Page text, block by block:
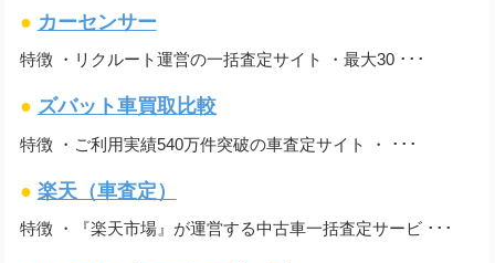
● カーセンサー
特徴 ・リクルート運営の一括査定サイト ・最大30 ･･･
● ズバット車買取比較
特徴 ・ご利用実績540万件突破の車査定サイト ・ ･･･
● 楽天（車査定）
特徴 ・『楽天市場』が運営する中古車一括査定サービ ･･･